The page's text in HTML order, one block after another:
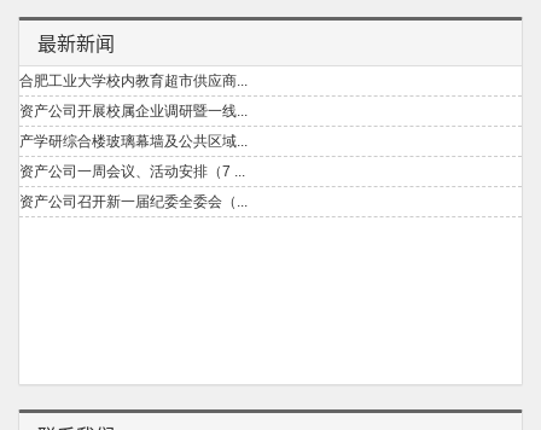
最新新闻